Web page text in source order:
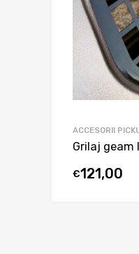
ACCESORII
Grilaj geam
€121,00